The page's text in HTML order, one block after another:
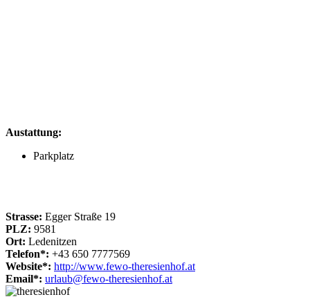
Austattung:
Parkplatz
Strasse: Egger Straße 19
PLZ: 9581
Ort: Ledenitzen
Telefon*: +43 650 7777569
Website*: http://www.fewo-theresienhof.at
Email*: urlaub@fewo-theresienhof.at